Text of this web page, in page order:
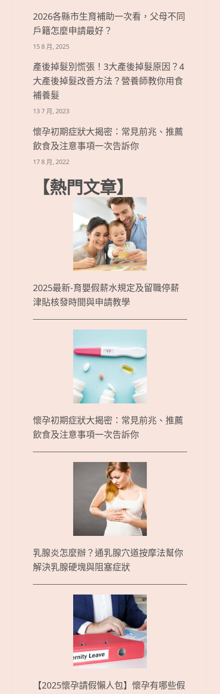
2026各縣市生育補助一次看，父母不同
戶籍怎麼申請最好？
15 8 月, 2025
產後掉髮別慌張！3大產後掉髮原因？4
大產後掉髮改善方法？營養師教你用食
補養髮
13 7 月, 2023
懷孕初期症狀大揭密：常見前兆、推薦
飲食及注意事項一次告訴你
17 8 月, 2022
【熱門文章】
2025最新-育嬰假薪水規定及留職停薪
津貼核發時間與申請教學
懷孕初期症狀大揭密：常見前兆、推薦
飲食及注意事項一次告訴你
乳腺炎怎麼辦？通乳腺穴道按摩法幫你
解決乳腺硬塊與阻塞症狀
【2025懷孕請假懶人包】懷孕有哪些假